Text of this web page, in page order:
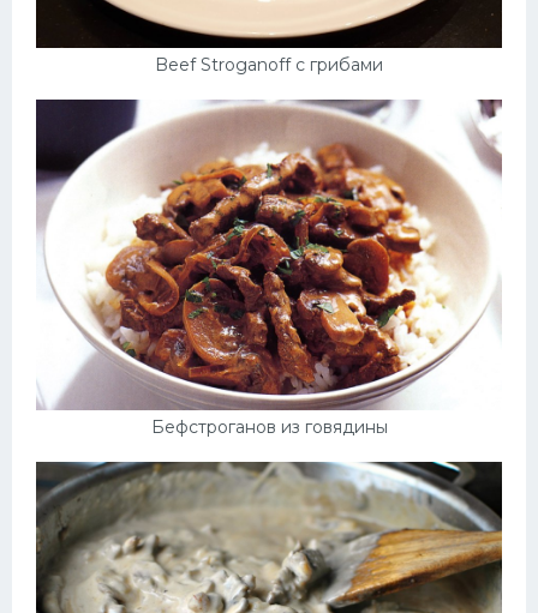
Beef Stroganoff с грибами
Бефстроганов из говядины